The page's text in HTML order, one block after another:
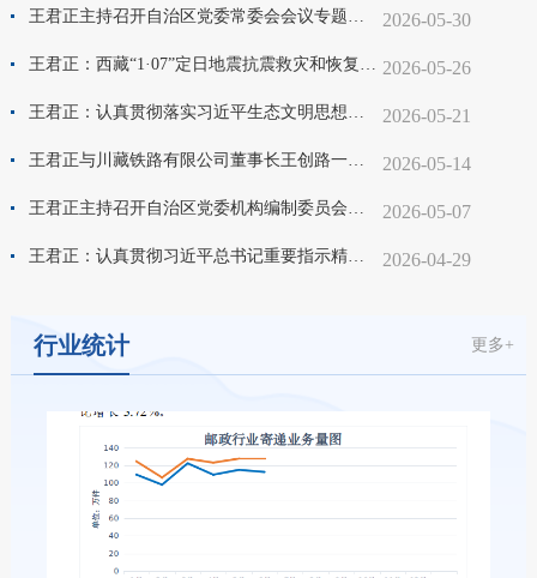
王君正主持召开自治区党委常委会会议专题研究中央巡视整改工作 2026-05-30
王君正：西藏“1·07”定日地震抗震救灾和恢复重建表彰大会举行 2026-05-26
王君正：认真贯彻落实习近平生态文明思想采取坚决措施做到立行立改不折不扣推动问题全面彻底整改 2026-05-21
王君正与川藏铁路有限公司董事长王创路一行座谈 2026-05-14
王君正主持召开自治区党委机构编制委员会会议 2026-05-07
王君正：认真贯彻习近平总书记重要指示精神学习借鉴“义乌发展经验” 走出符合西藏实际的高质量发展之路 2026-04-29
行业统计 更多+